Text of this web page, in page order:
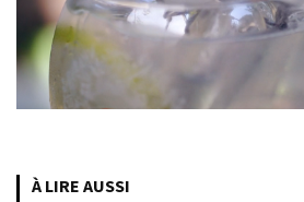
À LIRE AUSSI